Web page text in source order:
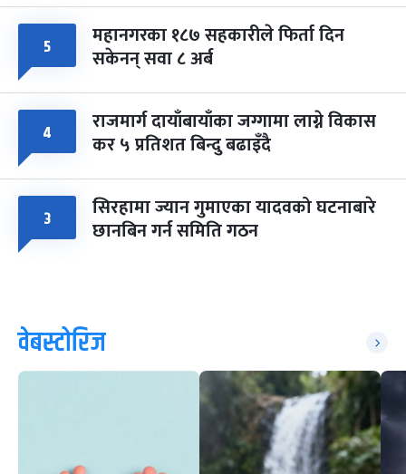
५ महानगरका १८७ सहकारीले फिर्ता दिन
सकेनन् सवा ८ अर्ब
४ राजमार्ग दायाँबायाँका जग्गामा लाग्ने विकास
कर ५ प्रतिशत बिन्दु बढाइँदै
३ सिरहामा ज्यान गुमाएका यादवको घटनाबारे
छानबिन गर्न समिति गठन
वेबस्टोरिज